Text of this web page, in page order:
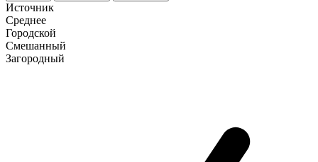
Источник
Среднее
Городской
Смешанный
Загородный